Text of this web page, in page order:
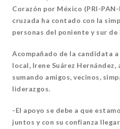
Corazón por México (PRI-
cruzada ha contado con la
personas del poniente y sur de
Acompañado de la candidata
local, Irene Suárez Hernández,
sumando amigos, vecinos,
liderazgos.
-El apoyo se debe a que
juntos y con su confianza